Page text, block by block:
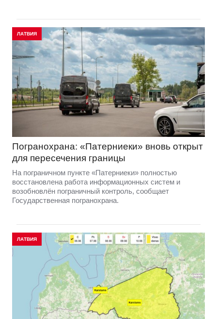
ЛАТВИЯ
Погранохрана: «Патерниеки» вновь открыт
для пересечения границы
На пограничном пункте «Патерниеки» полностью
восстановлена работа информационных систем и
возобновлён пограничный контроль, сообщает
Государственная погранохрана.
ЛАТВИЯ